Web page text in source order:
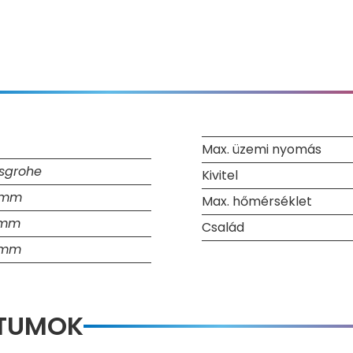
Max. üzemi nyomás
Kivitel
Max. hőmérséklet
Család